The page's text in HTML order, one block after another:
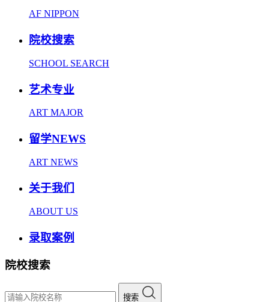
AF NIPPON
院校搜索
SCHOOL SEARCH
艺术专业
ART MAJOR
留学NEWS
ART NEWS
关于我们
ABOUT US
录取案例
院校搜索
搜索